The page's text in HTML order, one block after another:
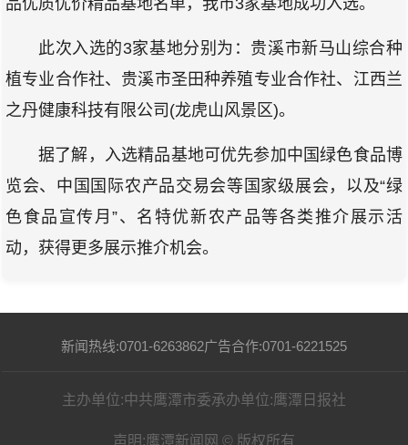
品优质优价精品基地名单，我市3家基地成功入选。
此次入选的3家基地分别为：贵溪市新马山综合种
植专业合作社、贵溪市圣田种养殖专业合作社、江西兰
之丹健康科技有限公司(龙虎山风景区)。
据了解，入选精品基地可优先参加中国绿色食品博
览会、中国国际农产品交易会等国家级展会，以及“绿
色食品宣传月”、名特优新农产品等各类推介展示活
动，获得更多展示推介机会。
新闻热线:0701-6263862广告合作:0701-6221525
主办单位:中共鹰潭市委承办单位:鹰潭日报社
声明:鹰潭新闻网 © 版权所有